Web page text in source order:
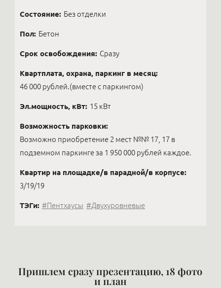
Состояние: Без отделки
Пол: Бетон
Срок освобождения: Сразу
Квартплата, охрана, паркинг в месяц:
46 000 рублей.(вместе с паркингом)
Эл.мощность, кВт: 15 кВт
Возможность парковки:
Возможно приобретение 2 мест №№ 17, 17 в
подземном паркинге за 1 950 000 рублей каждое.
Квартир на площадке/в парадной/в корпусе:
3/19/19
ТЭГи: #Пентхаусы #Двухуровневые
Пришлем сразу презентацию, 18 фото
и план